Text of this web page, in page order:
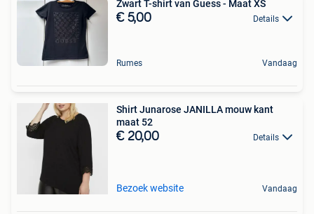
Zwart T-shirt van Guess - Maat XS
€ 5,00 Details
Rumes Vandaag
Shirt Junarose JANILLA mouw kant
maat 52
€ 20,00 Details
Bezoek website Vandaag